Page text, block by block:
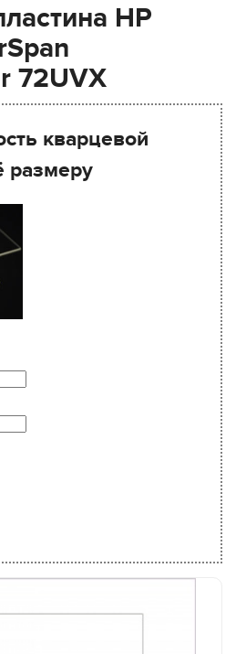
HP
72UVX
кварцевой
размеру